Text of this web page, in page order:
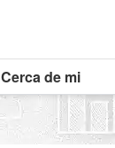
Cerca de mi